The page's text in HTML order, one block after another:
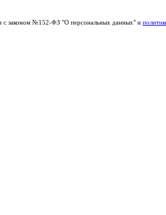
с законом №152-ФЗ "О персональных данных" и